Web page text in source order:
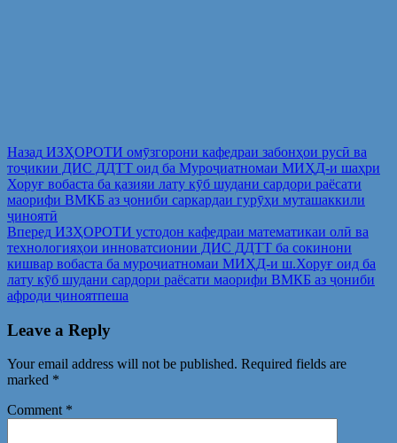
Post
navigation
Назад Предыдущая
запись:
ИЗҲОРОТИ омӯзгорони кафедраи забонҳои русӣ ва
тоҷикии ДИС ДДТТ оид ба Муроҷиатномаи МИҲД-и шаҳри
Хоруғ вобаста ба қазияи лату кӯб шудани сардори раёсати
маорифи ВМКБ аз ҷониби саркардаи гурӯҳи муташаккили
ҷиноятӣ
Вперед Следующая
запись:
ИЗҲОРОТИ устодон кафедраи математикаи олӣ ва
технологияҳои инноватсионии ДИС ДДТТ ба сокинони
кишвар вобаста ба муроҷиатномаи МИҲД-и ш.Хоруғ оид ба
лату кӯб шудани сардори раёсати маорифи ВМКБ аз ҷониби
афроди ҷиноятпеша
Leave a Reply
Your email address will not be published. Required fields are
marked *
Comment *